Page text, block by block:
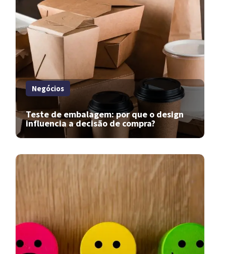
Negócios
Teste de embalagem: por que o design
influencia a decisão de compra?